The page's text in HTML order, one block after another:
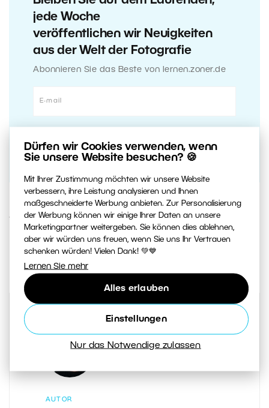
Dürfen wir Cookies verwenden, wenn
Sie unsere Website besuchen? 🍪
Mit Ihrer Zustimmung möchten wir unsere Website
verbessern, ihre Leistung analysieren und Ihnen
maßgeschneiderte Werbung anbieten. Zur Personalisierung
der Werbung können wir einige Ihrer Daten an unsere
Marketingpartner weitergeben. Sie können dies ablehnen,
aber wir würden uns freuen, wenn Sie uns Ihr Vertrauen
schenken würden! Vielen Dank! 💚💙
Lernen Sie mehr
Alles erlauben
Einstellungen
Nur das Notwendige zulassen
jede Woche
veröffentlichen wir Neuigkeiten
aus der Welt der Fotografie
Abonnieren Sie das Beste von lernen.zoner.de
15. SEPTEMBER 2020
0 Artikel teilen:
AUTOR